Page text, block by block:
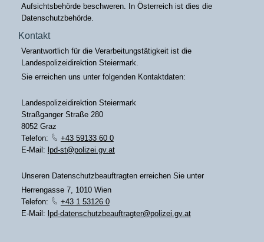
Aufsichtsbehörde beschweren. In Österreich ist dies die
Datenschutzbehörde.
Kontakt
Verantwortlich für die Verarbeitungstätigkeit ist die
Landespolizeidirektion Steiermark.
Sie erreichen uns unter folgenden Kontaktdaten:
Landespolizeidirektion Steiermark
Straßganger Straße 280
8052 Graz
Telefon:
+43 59133 60 0
E-Mail: lpd-st@polizei.gv.at
Unseren Datenschutzbeauftragten erreichen Sie unter
Herrengasse 7, 1010 Wien
Telefon:
+43 1 53126 0
E-Mail: lpd-datenschutzbeauftragter@polizei.gv.at